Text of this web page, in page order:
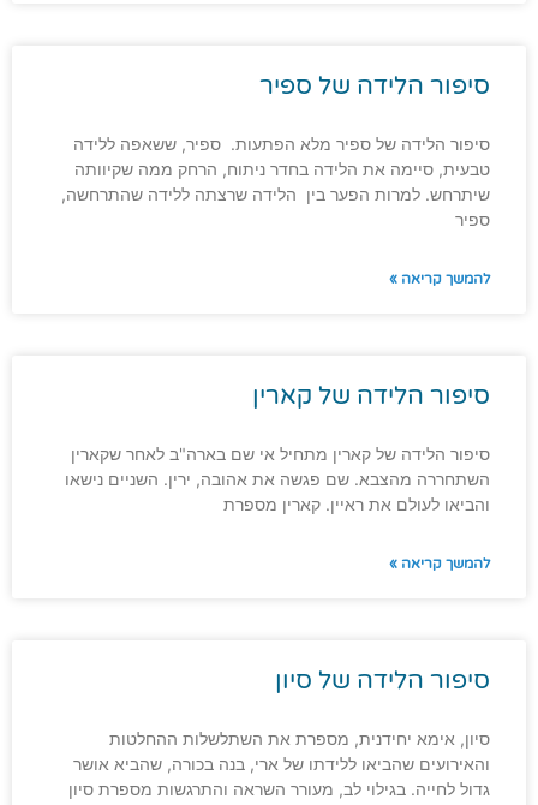
סיפור הלידה של ספיר
סיפור הלידה של ספיר מלא הפתעות. ספיר, ששאפה ללידה
טבעית, סיימה את הלידה בחדר ניתוח, הרחק ממה שקיוותה
שיתרחש. למרות הפער בין הלידה שרצתה ללידה שהתרחשה,
ספיר
להמשך קריאה »
סיפור הלידה של קארין
סיפור הלידה של קארין מתחיל אי שם בארה"ב לאחר שקארין
השתחררה מהצבא. שם פגשה את אהובה, ירין. השניים נישאו
והביאו לעולם את ראיין. קארין מספרת
להמשך קריאה »
סיפור הלידה של סיון
סיון, אימא יחידנית, מספרת את השתלשלות ההחלטות
והאירועים שהביאו ללידתו של ארי, בנה בכורה, שהביא אושר
גדול לחייה. בגילוי לב, מעורר השראה והתרגשות מספרת סיון